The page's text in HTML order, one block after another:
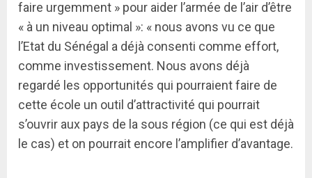
faire urgemment » pour aider l’armée de l’air d’être
« à un niveau optimal »: « nous avons vu ce que
l’Etat du Sénégal a déjà consenti comme effort,
comme investissement. Nous avons déjà
regardé les opportunités qui pourraient faire de
cette école un outil d’attractivité qui pourrait
s’ouvrir aux pays de la sous région (ce qui est déjà
le cas) et on pourrait encore l’amplifier d’avantage.